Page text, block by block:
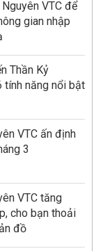
VTC để
gian nhập
Thần Kỷ
tính năng nổi bật
VTC ấn định
3
VTC tăng
cho bạn thoải
đồ